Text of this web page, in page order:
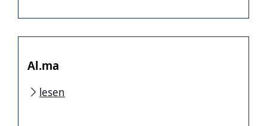
Al.ma
lesen